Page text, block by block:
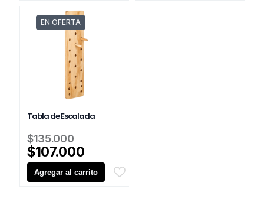
EN OFERTA
Tabla de Escalada
$135.000
precio
original
era:
$107.000
precio
actual
Agregar al carrito